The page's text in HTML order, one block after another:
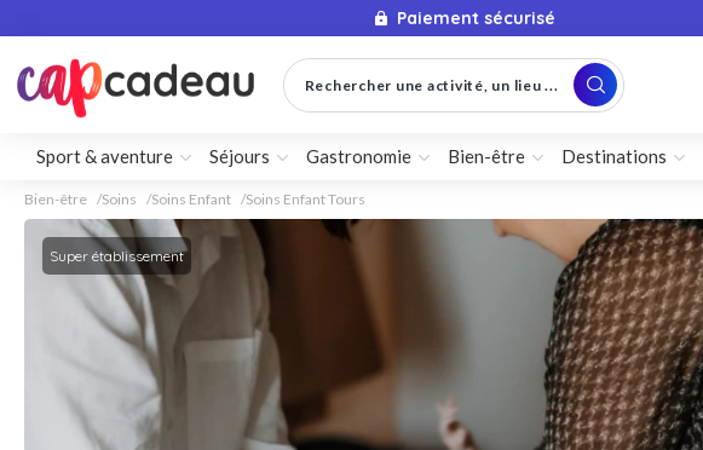
Paiement sécurisé
Rechercher une activité, un lieu ...
Sport & aventure Séjours Gastronomie Bien-être Destinations
Bien-être Soins Soins Enfant Soins Enfant Tours
Super établissement